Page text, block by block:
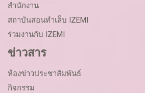
สำนักงาน
สถาบันสอนทำเล็บ IZEMI
ร่วมงานกับ IZEMI
ข่าวสาร
ห้องข่าวประชาสัมพันธ์
กิจกรรม